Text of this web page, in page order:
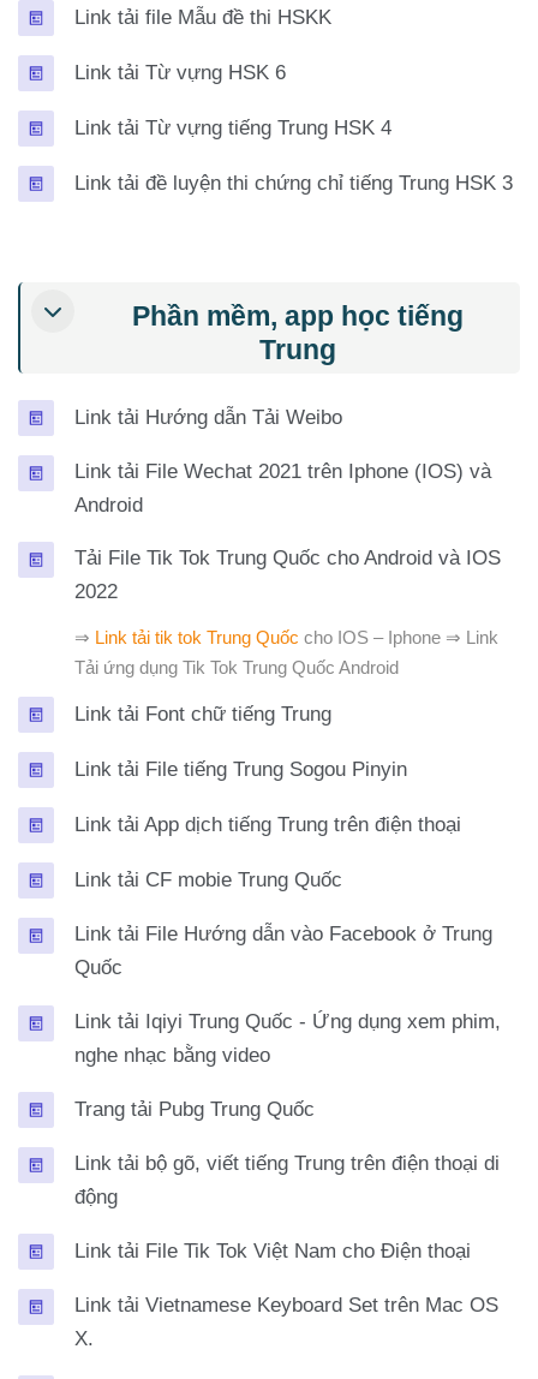
Link tải file Mẫu đề thi HSKK
Link tải Từ vựng HSK 6Trang
Link tải Từ vựng tiếng Trung HSK 4Trang
Link tải đề luyện thi chứng chỉ tiếng Trung HSK 3
Phần mềm, app học tiếng
Trung
Link tải Hướng dẫn Tải WeiboTrang
Link tải File Wechat 2021 trên Iphone (IOS) và
AndroidTrang
Tải File Tik Tok Trung Quốc cho Android và IOS
2022Trang
⇒ Link tải tik tok Trung Quốc cho IOS – Iphone ⇒ Link
Tải ứng dụng Tik Tok Trung Quốc Android
Link tải Font chữ tiếng TrungTrang
Link tải File tiếng Trung Sogou PinyinTrang
Link tải App dịch tiếng Trung trên điện thoại
Link tải CF mobie Trung Quốc
Link tải File Hướng dẫn vào Facebook ở Trung
Quốc
Link tải Iqiyi Trung Quốc - Ứng dụng xem phim,
nghe nhạc bằng videoTrang
Trang tải Pubg Trung Quốc
Link tải bộ gõ, viết tiếng Trung trên điện thoại di
độngTrang
Link tải File Tik Tok Việt Nam cho Điện thoại
Link tải Vietnamese Keyboard Set trên Mac OS
X.